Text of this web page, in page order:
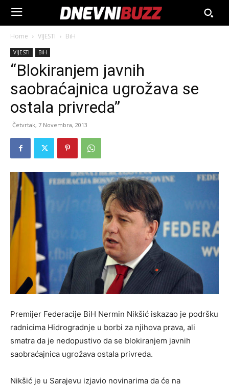
Home VIJESTI BiH
VIJESTI BiH
“Blokiranjem javnih
saobraćajnica ugrožava se
ostala privreda”
Četvrtak, 7 Novembra, 2013
Premijer Federacije BiH Nermin Nikšić iskazao je podršku
radnicima Hidrogradnje u borbi za njihova prava, ali
smatra da je nedopustivo da se blokiranjem javnih
saobraćajnica ugrožava ostala privreda.
Nikšić je u Sarajevu izjavio novinarima da će na